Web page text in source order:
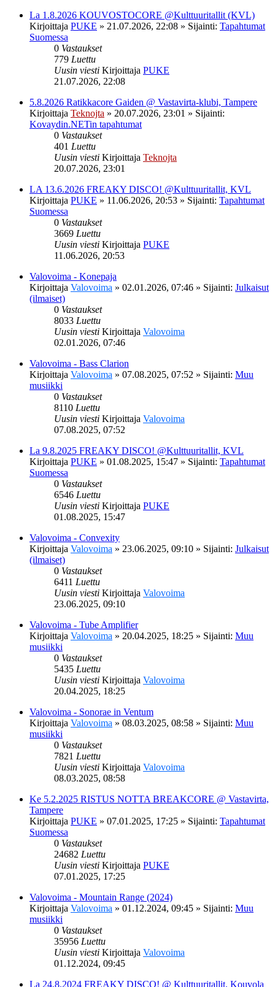
La 1.8.2026 KOUVOSTOCORE @Kulttuuritallit (KVL)
Kirjoittaja PUKE » 21.07.2026, 22:08 » Sijainti: Tapahtumat
Suomessa
0 Vastaukset
779 Luettu
Uusin viesti Kirjoittaja PUKE
21.07.2026, 22:08
5.8.2026 Ratikkacore Gaiden @ Vastavirta-klubi, Tampere
Kirjoittaja Teknojta » 20.07.2026, 23:01 » Sijainti:
Kovaydin.NETin tapahtumat
0 Vastaukset
401 Luettu
Uusin viesti Kirjoittaja Teknojta
20.07.2026, 23:01
LA 13.6.2026 FREAKY DISCO! @Kulttuuritallit, KVL
Kirjoittaja PUKE » 11.06.2026, 20:53 » Sijainti: Tapahtumat
Suomessa
0 Vastaukset
3669 Luettu
Uusin viesti Kirjoittaja PUKE
11.06.2026, 20:53
Valovoima - Konepaja
Kirjoittaja Valovoima » 02.01.2026, 07:46 » Sijainti: Julkaisut
(ilmaiset)
0 Vastaukset
8033 Luettu
Uusin viesti Kirjoittaja Valovoima
02.01.2026, 07:46
Valovoima - Bass Clarion
Kirjoittaja Valovoima » 07.08.2025, 07:52 » Sijainti: Muu
musiikki
0 Vastaukset
8110 Luettu
Uusin viesti Kirjoittaja Valovoima
07.08.2025, 07:52
La 9.8.2025 FREAKY DISCO! @Kulttuuritallit, KVL
Kirjoittaja PUKE » 01.08.2025, 15:47 » Sijainti: Tapahtumat
Suomessa
0 Vastaukset
6546 Luettu
Uusin viesti Kirjoittaja PUKE
01.08.2025, 15:47
Valovoima - Convexity
Kirjoittaja Valovoima » 23.06.2025, 09:10 » Sijainti: Julkaisut
(ilmaiset)
0 Vastaukset
6411 Luettu
Uusin viesti Kirjoittaja Valovoima
23.06.2025, 09:10
Valovoima - Tube Amplifier
Kirjoittaja Valovoima » 20.04.2025, 18:25 » Sijainti: Muu
musiikki
0 Vastaukset
5435 Luettu
Uusin viesti Kirjoittaja Valovoima
20.04.2025, 18:25
Valovoima - Sonorae in Ventum
Kirjoittaja Valovoima » 08.03.2025, 08:58 » Sijainti: Muu
musiikki
0 Vastaukset
7821 Luettu
Uusin viesti Kirjoittaja Valovoima
08.03.2025, 08:58
Ke 5.2.2025 RISTUS NOTTA BREAKCORE @ Vastavirta,
Tampere
Kirjoittaja PUKE » 07.01.2025, 17:25 » Sijainti: Tapahtumat
Suomessa
0 Vastaukset
24682 Luettu
Uusin viesti Kirjoittaja PUKE
07.01.2025, 17:25
Valovoima - Mountain Range (2024)
Kirjoittaja Valovoima » 01.12.2024, 09:45 » Sijainti: Muu
musiikki
0 Vastaukset
35956 Luettu
Uusin viesti Kirjoittaja Valovoima
01.12.2024, 09:45
La 24.8.2024 FREAKY DISCO! @ Kulttuuritallit, Kouvola